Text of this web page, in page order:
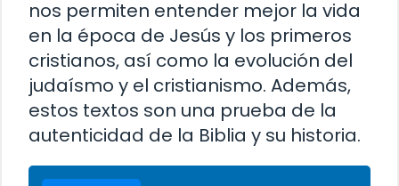
nos permiten entender mejor la vida
en la época de Jesús y los primeros
cristianos, así como la evolución del
judaísmo y el cristianismo. Además,
estos textos son una prueba de la
autenticidad de la Biblia y su historia.